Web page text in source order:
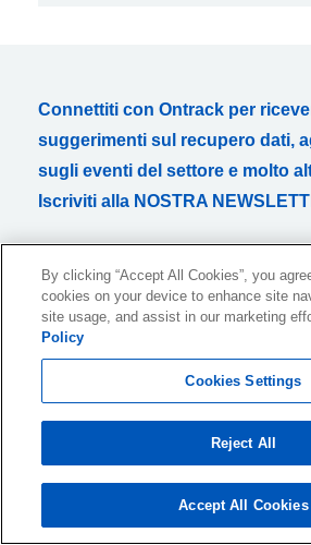
Connettiti con Ontrack per
suggerimenti sul recupero dati,
sugli eventi del settore e molto
Iscriviti alla NOSTRA
Desidero ricevere via email informazioni
servizi o argomenti correlati. Posso ritirare
qualsiasi momento. Tutte le email
Per informazioni su come raccogliamo,
dati personali, consulta la nostraPrivacy Policy
By clicking “Accept All Cookies”, you
cookies on your device to enhance site
site usage, and assist in our marketing
Policy
Cookies Settings
Reject All
Accept All Cookies